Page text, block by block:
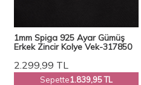
1mm Spiga 925 Ayar Gümüş
Erkek Zincir Kolye Vek-317850
2.299,99 TL
Sepette1.839,95 TL